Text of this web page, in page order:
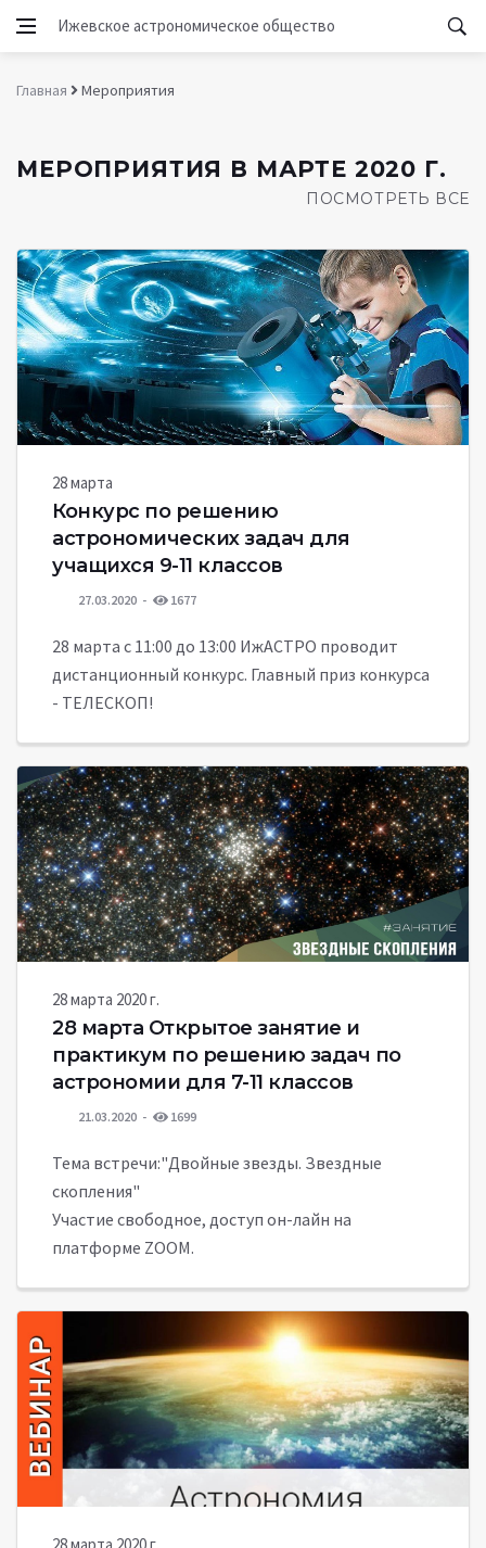
Ижевское астрономическое общество
Главная Мероприятия
МЕРОПРИЯТИЯ В МАРТЕ 2020 Г.
ПОСМОТРЕТЬ ВСЕ
28 марта
Конкурс по решению
астрономических задач для
учащихся 9-11 классов
27.03.2020 1677
28 марта с 11:00 до 13:00 ИжАСТРО проводит
дистанционный конкурс. Главный приз конкурса
- ТЕЛЕСКОП!
28 марта 2020 г.
28 марта Открытое занятие и
практикум по решению задач по
астрономии для 7-11 классов
21.03.2020 1699
Тема встречи:"Двойные звезды. Звездные
скопления"
Участие свободное, доступ он-лайн на
платформе ZOOM.